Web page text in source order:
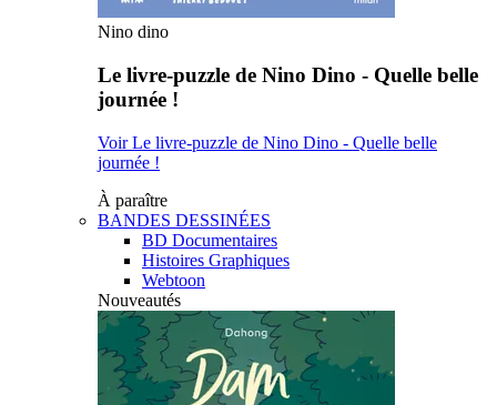
Nino dino
Le livre-puzzle de Nino Dino - Quelle belle
journée !
Voir Le livre-puzzle de Nino Dino - Quelle belle
journée !
À paraître
BANDES DESSINÉES
BD Documentaires
Histoires Graphiques
Webtoon
Nouveautés